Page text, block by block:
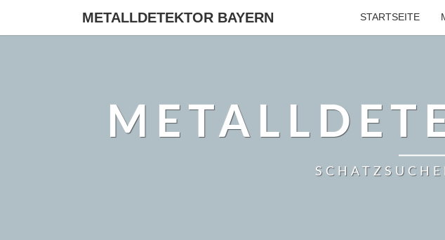
METALLDETEKTOR BAYERN STARTSEITE